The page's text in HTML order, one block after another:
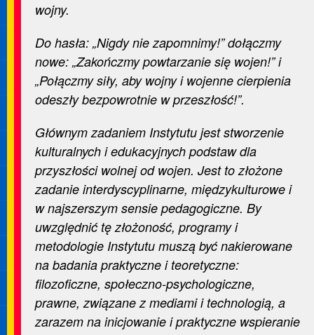
wojny.
Do hasła: „Nigdy nie zapomnimy!” dołączmy
nowe: „Zakończmy powtarzanie się wojen!” i
„Połączmy siły, aby wojny i wojenne cierpienia
odeszły bezpowrotnie w przeszłość!”.
Głównym zadaniem Instytutu jest stworzenie
kulturalnych i edukacyjnych podstaw dla
przyszłości wolnej od wojen. Jest to złożone
zadanie interdyscyplinarne, międzykulturowe i
w najszerszym sensie pedagogiczne. By
uwzględnić tę złożoność, programy i
metodologie Instytutu muszą być nakierowane
na badania praktyczne i teoretyczne:
filozoficzne, społeczno-psychologiczne,
prawne, związane z mediami i technologią, a
zarazem na inicjowanie i praktyczne wspieranie